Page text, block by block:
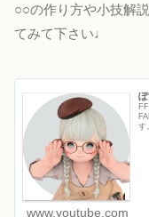
○○の作り方や小技解
てみて下さい♩
す
www.youtube.com